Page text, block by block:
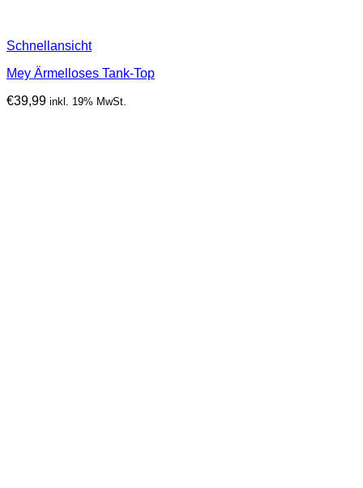
Schnellansicht
Mey Ärmelloses Tank-Top
€39,99 inkl. 19% MwSt.